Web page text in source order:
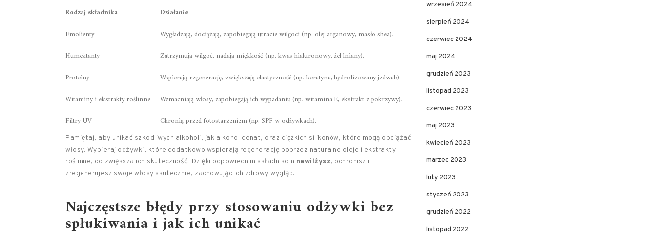
Rodzaj składnika
Działanie
Emolienty
Wygładzają, dociążają, zapobiegają utracie wilgoci (np. olej arganowy, masło shea).
Humektanty
Zatrzymują wilgoć, nadają miękkość (np. kwas hialuronowy, żel lniany).
Proteiny
Wspierają regenerację, zwiększają elastyczność (np. keratyna, hydrolizowany jedwab).
Witaminy i ekstrakty roślinne
Wzmacniają włosy, zapobiegają ich wypadaniu (np. witamina E, ekstrakt z pokrzywy).
Filtry UV
Chronią przed fotostarzeniem (np. SPF w odżywkach).
Pamiętaj, aby unikać szkodliwych alkoholi, jak alkohol denat, oraz ciężkich silikonów, które mogą obciążać
włosy. Wybieraj odżywki, które dodatkowo wspierają regenerację poprzez naturalne oleje i ekstrakty
roślinne, co zwiększa ich skuteczność. Dzięki odpowiednim składnikom nawilżysz, ochronisz i
zregenerujesz swoje włosy skutecznie, zachowując ich zdrowy wygląd.
Najczęstsze błędy przy stosowaniu odżywki bez
spłukiwania i jak ich unikać
wrzesień 2024
sierpień 2024
czerwiec 2024
maj 2024
grudzień 2023
listopad 2023
czerwiec 2023
maj 2023
kwiecień 2023
marzec 2023
luty 2023
styczeń 2023
grudzień 2022
listopad 2022